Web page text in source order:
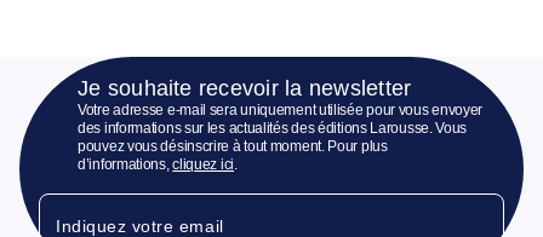
Je souhaite recevoir la newsletter
Votre adresse e-mail sera uniquement utilisée pour vous envoyer
des informations sur les actualités des éditions Larousse. Vous
pouvez vous désinscrire à tout moment. Pour plus
d’informations,cliquez ici.
Indiquez votre email